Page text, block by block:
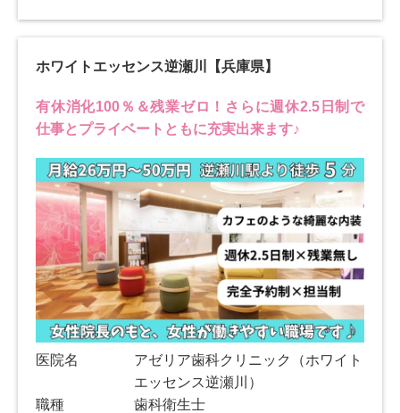
ホワイトエッセンス逆瀬川【兵庫県】
有休消化100％＆残業ゼロ！さらに週休2.5日制で
仕事とプライベートともに充実出来ます♪
医院名
アゼリア歯科クリニック（ホワイト
エッセンス逆瀬川）
職種
歯科衛生士